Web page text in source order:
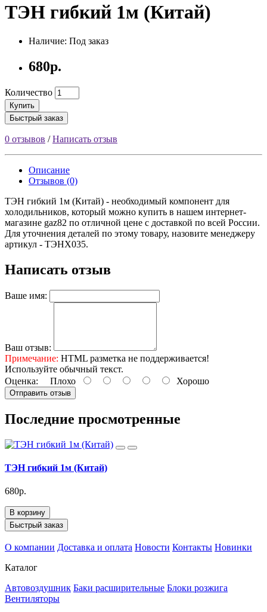
ТЭН гибкий 1м (Китай)
Наличие: Под заказ
680р.
Количество
Купить
Быстрый заказ
0 отзывов /Написать отзыв
Описание
Отзывов (0)
ТЭН гибкий 1м (Китай) - необходимый компонент для
холодильников, который можно купить в нашем интернет-
магазине gaz82 по отличной цене с доставкой по всей России.
Для уточнения деталей по этому товару, назовите менеджеру
артикул - ТЭНХ035.
Написать отзыв
Ваше имя:
Ваш отзыв:
Примечание: HTML разметка не поддерживается!
Используйте обычный текст.
Оценка: Плохо Хорошо
Отправить отзыв
Последние просмотренные
ТЭН гибкий 1м (Китай)
680р.
В корзину
Быстрый заказ
О компании Доставка и оплата Новости Контакты Новинки
Каталог
Автовоздушник Баки расширительные Блоки розжига
Вентиляторы